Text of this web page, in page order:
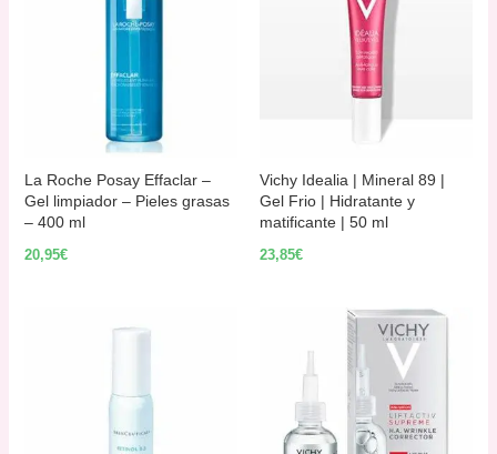
La Roche Posay Effaclar –
Gel limpiador – Pieles grasas
– 400 ml
20,95€
Vichy Idealia | Mineral 89 |
Gel Frio | Hidratante y
matificante | 50 ml
23,85€